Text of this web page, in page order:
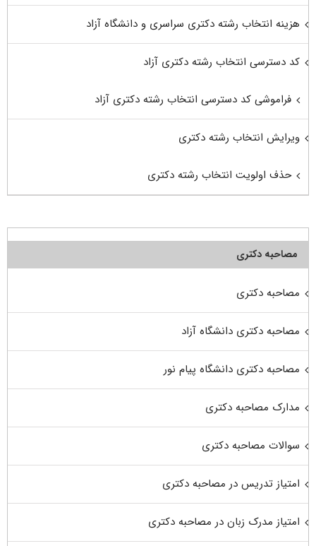
هزینه انتخاب رشته دکتری سراسری و دانشگاه آزاد
کد دسترسی انتخاب رشته دکتری آزاد
فراموشی کد دسترسی انتخاب رشته دکتری آزاد
ویرایش انتخاب رشته دکتری
حذف اولویت انتخاب رشته دکتری
مصاحبه دکتری
مصاحبه دکتری
مصاحبه دکتری دانشگاه آزاد
مصاحبه دکتری دانشگاه پیام نور
مدارک مصاحبه دکتری
سوالات مصاحبه دکتری
امتیاز تدریس در مصاحبه دکتری
امتیاز مدرک زبان در مصاحبه دکتری